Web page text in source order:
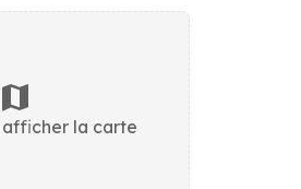
afficher la carte